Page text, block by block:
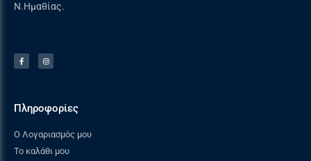
Ν.Ημαθίας.
Πληροφορίες
Ο Λογαριασμός μου
Το καλάθι μου